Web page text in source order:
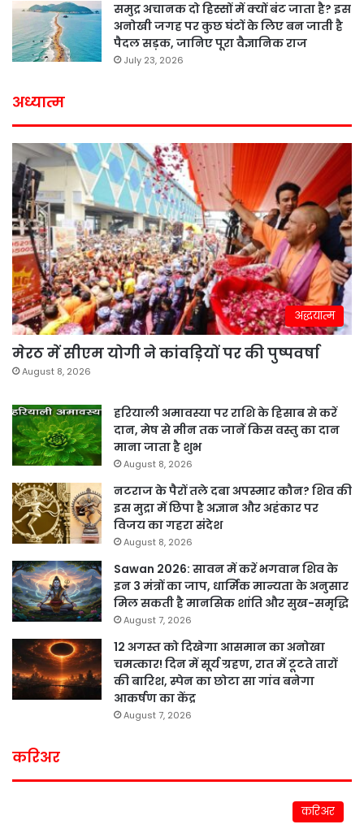
समुद्र अचानक दो हिस्सों में क्यों बंट जाता है? इस
अनोखी जगह पर कुछ घंटों के लिए बन जाती है
पैदल सड़क, जानिए पूरा वैज्ञानिक राज
July 23, 2026
अध्यात्म
अद्धयात्म
मेरठ में सीएम योगी ने कांवड़ियों पर की पुष्पवर्षा
August 8, 2026
हरियाली अमावस्या पर राशि के हिसाब से करें
दान, मेष से मीन तक जानें किस वस्तु का दान
माना जाता है शुभ
August 8, 2026
नटराज के पैरों तले दबा अपस्मार कौन? शिव की
इस मुद्रा में छिपा है अज्ञान और अहंकार पर
विजय का गहरा संदेश
August 8, 2026
Sawan 2026: सावन में करें भगवान शिव के
इन 3 मंत्रों का जाप, धार्मिक मान्यता के अनुसार
मिल सकती है मानसिक शांति और सुख-समृद्धि
August 7, 2026
12 अगस्त को दिखेगा आसमान का अनोखा
चमत्कार! दिन में सूर्य ग्रहण, रात में टूटते तारों
की बारिश, स्पेन का छोटा सा गांव बनेगा
आकर्षण का केंद्र
August 7, 2026
करिअर
करिअर